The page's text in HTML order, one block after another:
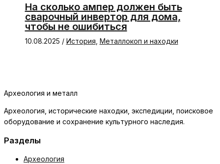
На сколько ампер должен быть
сварочный инвертор для дома,
чтобы не ошибиться
10.08.2025 / История Металлокоп и находки
Археология и металл
Археология, исторические находки, экспедиции, поисковое
оборудование и сохранение культурного наследия.
Разделы
Археология